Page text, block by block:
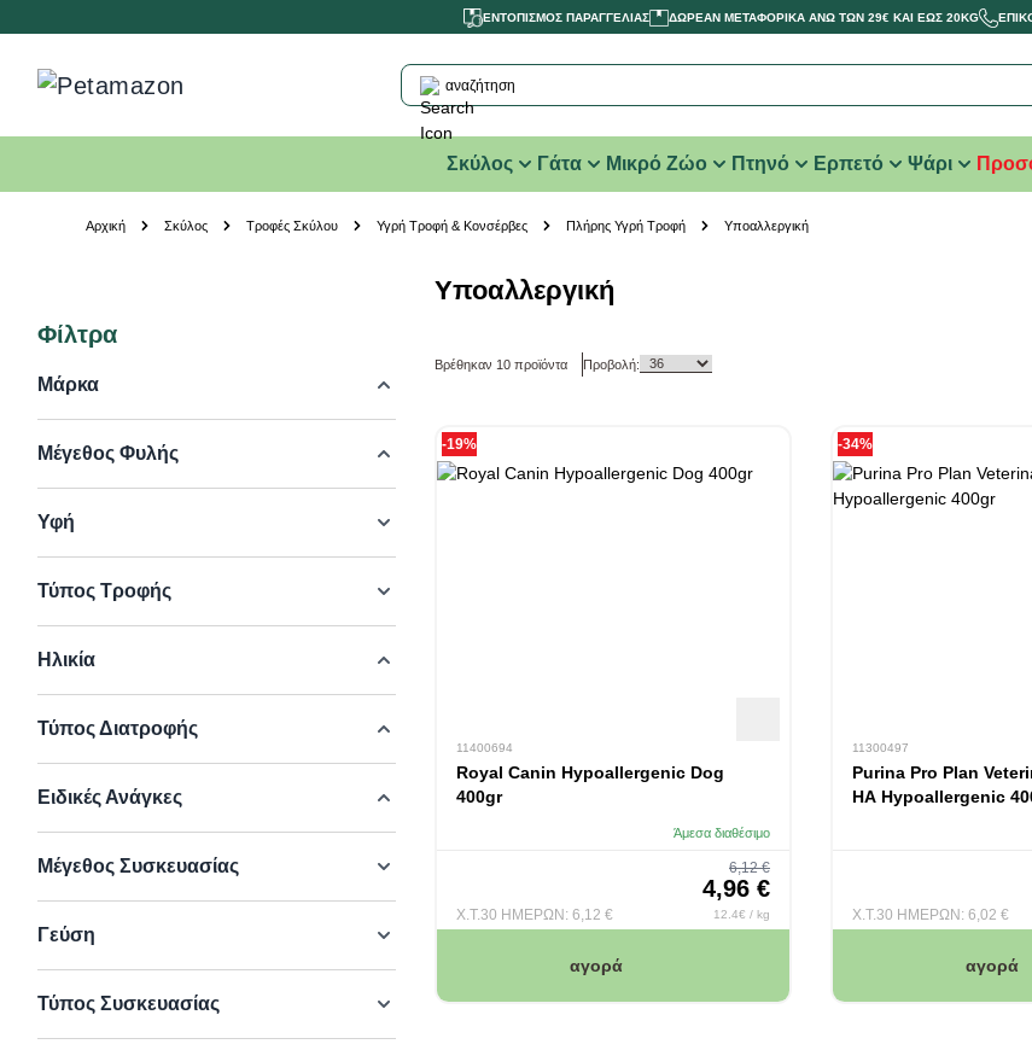
ΕΝΤΟΠΙΣΜΟΣ ΠΑΡΑΓΓΕΛΙΑΣ ΔΩΡΕΑΝ ΜΕΤΑΦΟΡΙΚΑ ΑΝΩ ΤΩΝ 29€ ΚΑΙ ΕΩΣ 20KG
αναζήτηση
Σκύλος Γάτα Μικρό Ζώο Πτηνό Ερπετό Ψάρι
Αρχική Σκύλος Τροφές Σκύλου Υγρή Τροφή & Κονσέρβες Πλήρης Υγρή Τροφή Υποαλλεργική
Skip to product list
Φίλτρα
Μάρκα
Μέγεθος Φυλής
Υφή
Τύπος Τροφής
Ηλικία
Τύπος Διατροφής
Ειδικές Ανάγκες
Μέγεθος Συσκευασίας
Γεύση
Τύπος Συσκευασίας
Υποαλλεργική
Βρέθηκαν 10προϊόντα Προβολή:
-19%
11400694
Royal Canin Hypoallergenic Dog
400gr
Άμεσα διαθέσιμο
Special Price
4,96 €
Regular Price
6,12 €
12.4€ / kg
Χ.Τ.30 ΗΜΕΡΩΝ: 6,12 €
αγορά
-34%
11300497
Purina Pro Plan
HA Hypoallergenic
Χ.Τ.30 ΗΜΕΡΩΝ: 6,02 €
αγορά